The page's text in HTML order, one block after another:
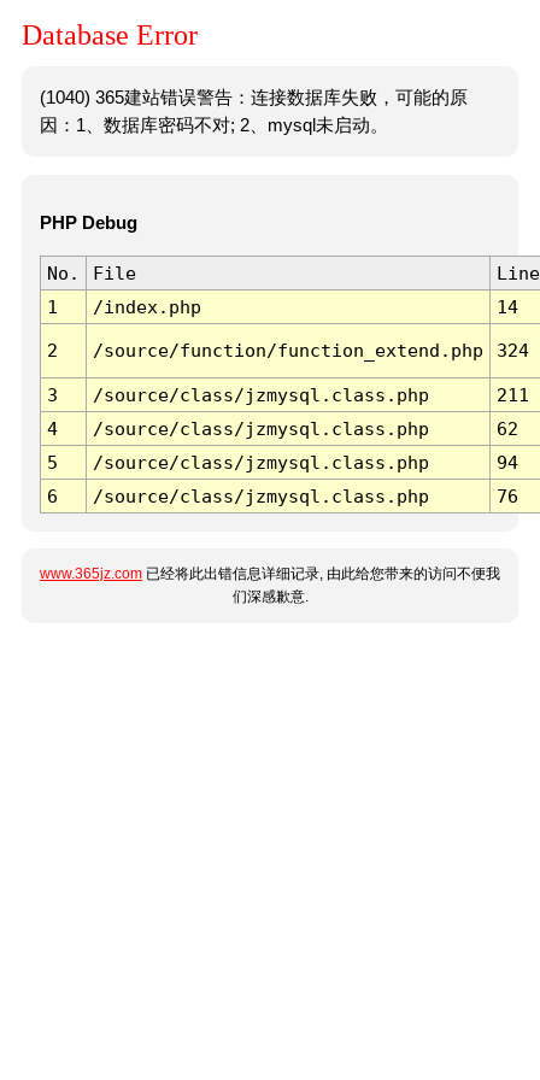
Database Error
(1040) 365建站错误警告：连接数据库失败，可能的原
因：1、数据库密码不对; 2、mysql未启动。
PHP Debug
No. File
Line
1
/index.php 14
2 /source/function/function_extend.php 324
3 /source/class/jzmysql.class.php
211
4
/source/class/jzmysql.class.php
62
5
/source/class/jzmysql.class.php
94
6
/source/class/jzmysql.class.php 76
www.365jz.com 已经将此出错信息详细记录, 由此给您带来的访问不便我
们深感歉意.